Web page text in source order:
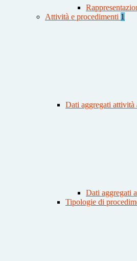
Attività e procedimenti 1
Dati aggregati attività
Dati aggregati
Tipologie di